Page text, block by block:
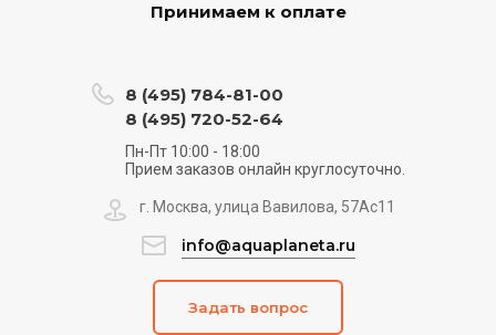
Принимаем к оплате
8 (495) 784-81-00
8 (495) 720-52-64
Пн-Пт 10:00 - 18:00
Прием заказов онлайн круглосуточно.
г. Москва, улица Вавилова, 57Ас11
info@aquaplaneta.ru
Задать вопрос